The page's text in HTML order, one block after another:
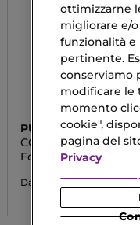
PUROBIO
COMPACT
Fondotinta in Polvere
Da 11,13 €
ottimizzarne
migliorare e/
funzionalità
pertinente.
conserviamo
modificare le
momento
cookie",
pagina del
Privacy